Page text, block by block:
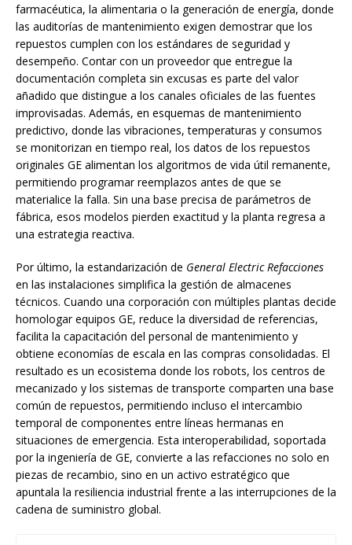
farmacéutica, la alimentaria o la generación de energía, donde
las auditorías de mantenimiento exigen demostrar que los
repuestos cumplen con los estándares de seguridad y
desempeño. Contar con un proveedor que entregue la
documentación completa sin excusas es parte del valor
añadido que distingue a los canales oficiales de las fuentes
improvisadas. Además, en esquemas de mantenimiento
predictivo, donde las vibraciones, temperaturas y consumos
se monitorizan en tiempo real, los datos de los repuestos
originales GE alimentan los algoritmos de vida útil remanente,
permitiendo programar reemplazos antes de que se
materialice la falla. Sin una base precisa de parámetros de
fábrica, esos modelos pierden exactitud y la planta regresa a
una estrategia reactiva.
Por último, la estandarización de General Electric Refacciones
en las instalaciones simplifica la gestión de almacenes
técnicos. Cuando una corporación con múltiples plantas decide
homologar equipos GE, reduce la diversidad de referencias,
facilita la capacitación del personal de mantenimiento y
obtiene economías de escala en las compras consolidadas. El
resultado es un ecosistema donde los robots, los centros de
mecanizado y los sistemas de transporte comparten una base
común de repuestos, permitiendo incluso el intercambio
temporal de componentes entre líneas hermanas en
situaciones de emergencia. Esta interoperabilidad, soportada
por la ingeniería de GE, convierte a las refacciones no solo en
piezas de recambio, sino en un activo estratégico que
apuntala la resiliencia industrial frente a las interrupciones de la
cadena de suministro global.